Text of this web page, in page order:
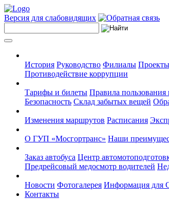
Версия для слабовидящих
История Руководство Филиалы
Противодействие коррупции
Тарифы и билеты Правила
Безопасность Склад забытых вещей
Изменения маршрутов Расписания
О ГУП «Мосгортранс» Наши
Заказ автобуса Центр
Предрейсовый медосмотр водителей
Новости Фотогалерея Информация
Контакты